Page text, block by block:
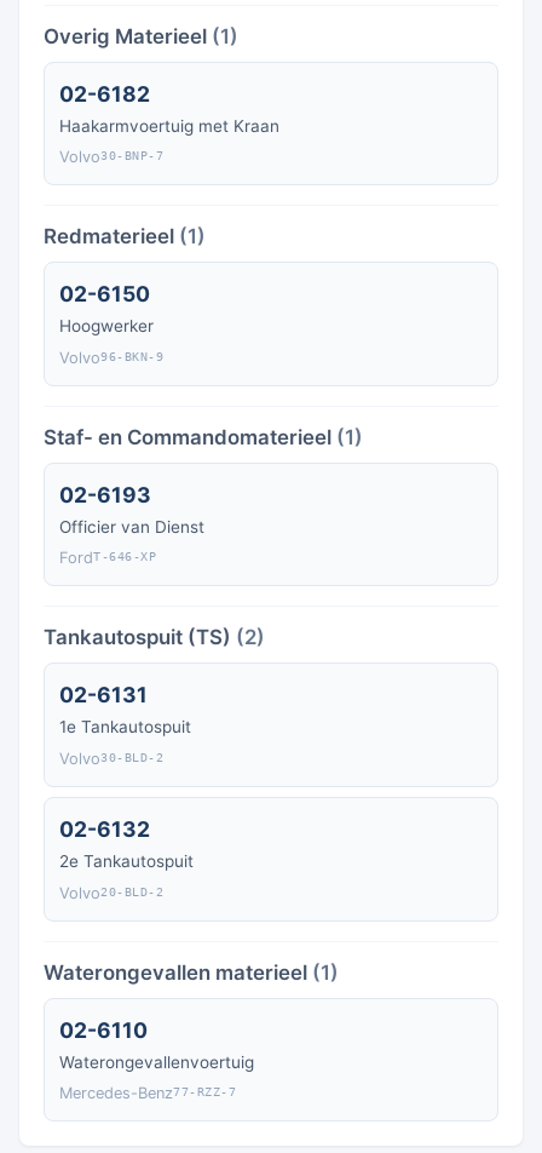
Overig Materieel (1)
02-6182
Haakarmvoertuig met Kraan
Volvo30-BNP-7
Redmaterieel (1)
02-6150
Hoogwerker
Volvo96-BKN-9
Staf- en Commandomaterieel (1)
02-6193
Officier van Dienst
FordT-646-XP
Tankautospuit (TS) (2)
02-6131
1e Tankautospuit
Volvo30-BLD-2
02-6132
2e Tankautospuit
Volvo20-BLD-2
Waterongevallen materieel (1)
02-6110
Waterongevallenvoertuig
Mercedes-Benz77-RZZ-7